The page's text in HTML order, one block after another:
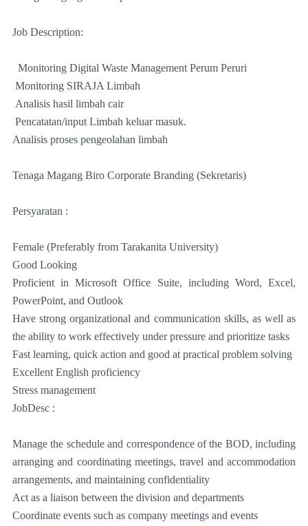
Job Description:
Monitoring Digital Waste Management Perum Peruri
Monitoring SIRAJA Limbah
Analisis hasil limbah cair
Pencatatan/input Limbah keluar masuk.
Analisis proses pengeolahan limbah
Tenaga Magang Biro Corporate Branding (Sekretaris)
Persyaratan :
Female (Preferably from Tarakanita University)
Good Looking
Proficient in Microsoft Office Suite, including Word, Excel,
PowerPoint, and Outlook
Have strong organizational and communication skills, as well as
the ability to work effectively under pressure and prioritize tasks
Fast learning, quick action and good at practical problem solving
Excellent English proficiency
Stress management
JobDesc :
Manage the schedule and correspondence of the BOD, including
arranging and coordinating meetings, travel and accommodation
arrangements, and maintaining confidentiality
Act as a liaison between the division and departments
Coordinate events such as company meetings and events